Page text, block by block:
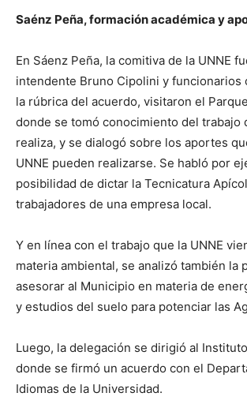
Saénz Peña, formación académica y
En Sáenz Peña, la comitiva de la UNNE
intendente Bruno Cipolini y funcionarios
la rúbrica del acuerdo, visitaron el
donde se tomó conocimiento del trabajo
realiza, y se dialogó sobre los aportes
UNNE pueden realizarse. Se habló por
posibilidad de dictar la Tecnicatura
trabajadores de una empresa local.
Y en línea con el trabajo que la UNNE
materia ambiental, se analizó también la
asesorar al Municipio en materia de
y estudios del suelo para potenciar las
Luego, la delegación se dirigió al
donde se firmó un acuerdo con el
Idiomas de la Universidad.